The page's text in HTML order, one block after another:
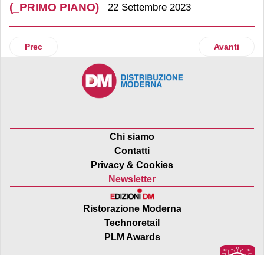
(_PRIMO PIANO) 22 Settembre 2023
Articolo precedente: Il 2023 sorride al retail. Circa tremila
Prec Articolo
Avanti
Chi siamo
Contatti
Privacy & Cookies
Newsletter
Ristorazione Moderna
Technoretail
PLM Awards